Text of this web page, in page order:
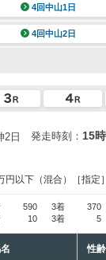
4回中山1日
4回中山2日
2日 発走時刻： 15
円以下 （混合）［指定
590 3着
370
10 3着 5
性齢